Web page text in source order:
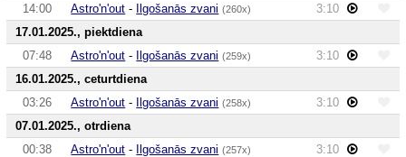
14:00
Astro'n'out - Ilgošanās zvani (260x)
3:10
17.01.2025., piektdiena
07:48
Astro'n'out - Ilgošanās zvani (259x)
3:10
16.01.2025., ceturtdiena
03:26
Astro'n'out - Ilgošanās zvani (258x)
3:10
07.01.2025., otrdiena
00:38
Astro'n'out - Ilgošanās zvani (257x)
3:10